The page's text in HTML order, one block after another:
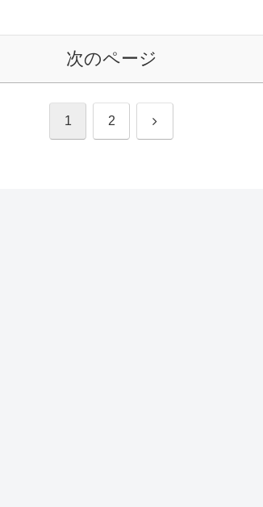
次のページ
1 2 次